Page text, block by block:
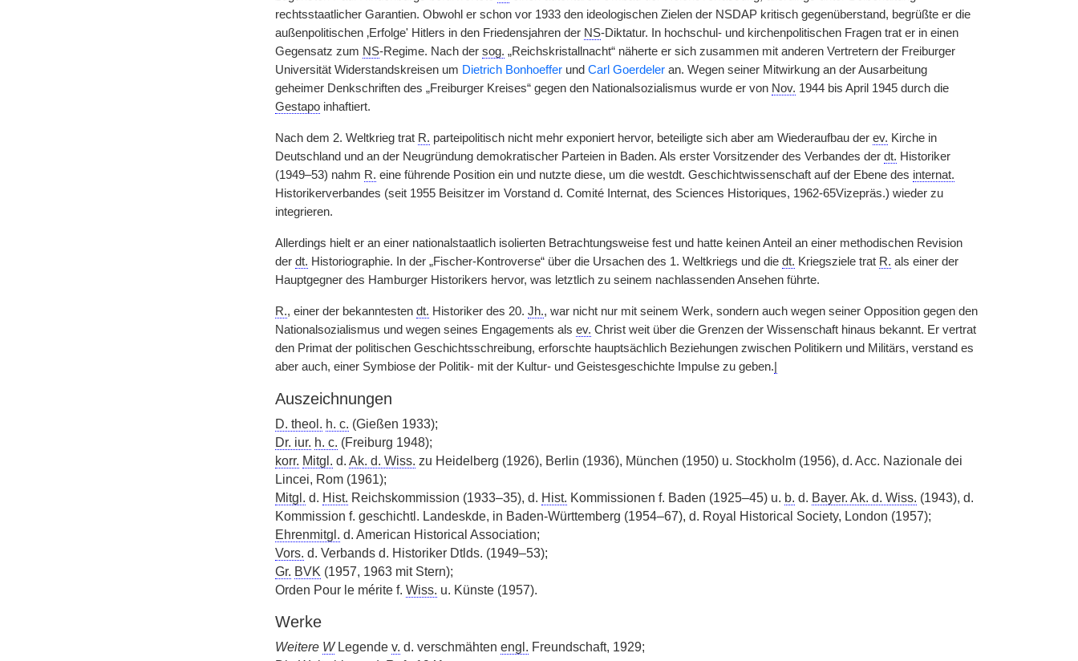
rechtsstaatlicher Garantien. Obwohl er schon vor 1933 den ideologischen Zielen der NSDAP kritisch gegenüberstand, begrüßte er die
außenpolitischen ‚Erfolge' Hitlers in den Friedensjahren der NS-Diktatur. In hochschul- und kirchenpolitischen Fragen trat er in einen
Gegensatz zum NS-Regime. Nach der sog. „Reichskristallnacht“ näherte er sich zusammen mit anderen Vertretern der Freiburger
Universität Widerstandskreisen um Dietrich Bonhoefferund Carl Goerdeleran. Wegen seiner Mitwirkung an der Ausarbeitung
geheimer Denkschriften des „Freiburger Kreises“ gegen den Nationalsozialismus wurde er von Nov. 1944 bis April 1945 durch die
Gestapoinhaftiert.
Nach dem 2. Weltkrieg trat R. parteipolitisch nicht mehr exponiert hervor, beteiligte sich aber am Wiederaufbau der ev. Kirche in
Deutschland und an der Neugründung demokratischer Parteien in Baden. Als erster Vorsitzender des Verbandes der dt. Historiker
(1949–53) nahm R. eine führende Position ein und nutzte diese, um die westdt. Geschichtwissenschaft auf der Ebene des internat.
Historikerverbandes (seit 1955 Beisitzer im Vorstand d. Comité Internat, des Sciences Historiques, 1962-65Vizepräs.) wieder zu
integrieren.
Allerdings hielt er an einer nationalstaatlich isolierten Betrachtungsweise fest und hatte keinen Anteil an einer methodischen Revision
der dt. Historiographie. In der „Fischer-Kontroverse“ über die Ursachen des 1. Weltkriegs und die dt. Kriegsziele trat R. als einer der
Hauptgegner des Hamburger Historikers hervor, was letztlich zu seinem nachlassenden Ansehen führte.
R., einer der bekanntesten dt. Historiker des 20. Jh., war nicht nur mit seinem Werk, sondern auch wegen seiner Opposition gegen| den
Nationalsozialismus und wegen seines Engagements als ev. Christ weit über die Grenzen der Wissenschaft hinaus bekannt. Er vertrat
den Primat der politischen Geschichtsschreibung, erforschte hauptsächlich Beziehungen zwischen Politikern und Militärs, verstand es
aber auch, einer Symbiose der Politik- mit der Kultur- und Geistesgeschichte Impulse zu geben.
Auszeichnungen
D. theol. h. c. (Gießen 1933);
Dr. iur. h. c. (Freiburg 1948);
korr. Mitgl. d. Ak. d. Wiss. zu Heidelberg (1926), Berlin (1936), München (1950) u. Stockholm (1956), d. Acc. Nazionale dei
Lincei, Rom (1961);
Mitgl. d. Hist. Reichskommission (1933–35), d. Hist. Kommissionen f. Baden (1925–45) u. b. d. Bayer. Ak. d. Wiss. (1943), d.
Kommission f. geschichtl. Landeskde, in Baden-Württemberg (1954–67), d. Royal Historical Society, London (1957);
Ehrenmitgl. d. American Historical Association;
Vors. d. Verbands d. Historiker Dtlds. (1949–53);
Gr. BVK (1957, 1963 mit Stern);
Orden Pour le mérite f. Wiss. u. Künste (1957).
Werke
Weitere WLegende v. d. verschmähten engl. Freundschaft, 1929;